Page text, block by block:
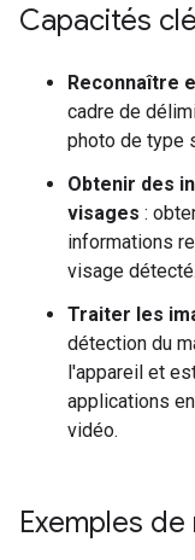
Capacités
Reconnaître
cadre de
photo de type
Obtenir des
visages :
informations
visage détecté.
Traiter les
détection du
l'appareil et
applications
vidéo.
Exemples